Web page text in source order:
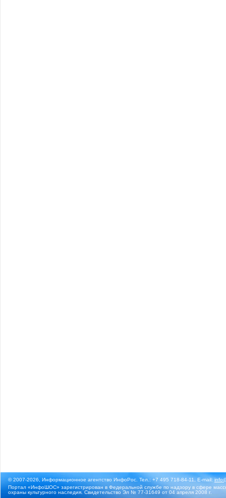
© 2007-2026, Информационное агентство ИнфоРос. Тел.: +7 495 718-84-11, E-mail:
Портал «ИнфоШОС» зарегистрирован в Федеральной службе по надзору в сфере
охраны культурного наследия. Свидетельство Эл № 77-31649 от 04 апреля 2008 г.